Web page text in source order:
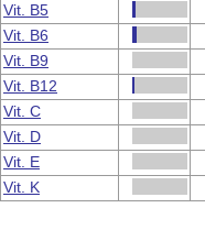
Vit. B5
Vit. B6
Vit. B9
Vit. B12
Vit. C
Vit. D
Vit. E
Vit. K